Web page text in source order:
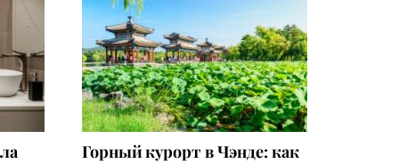
Горный курорт в Чэнде: как